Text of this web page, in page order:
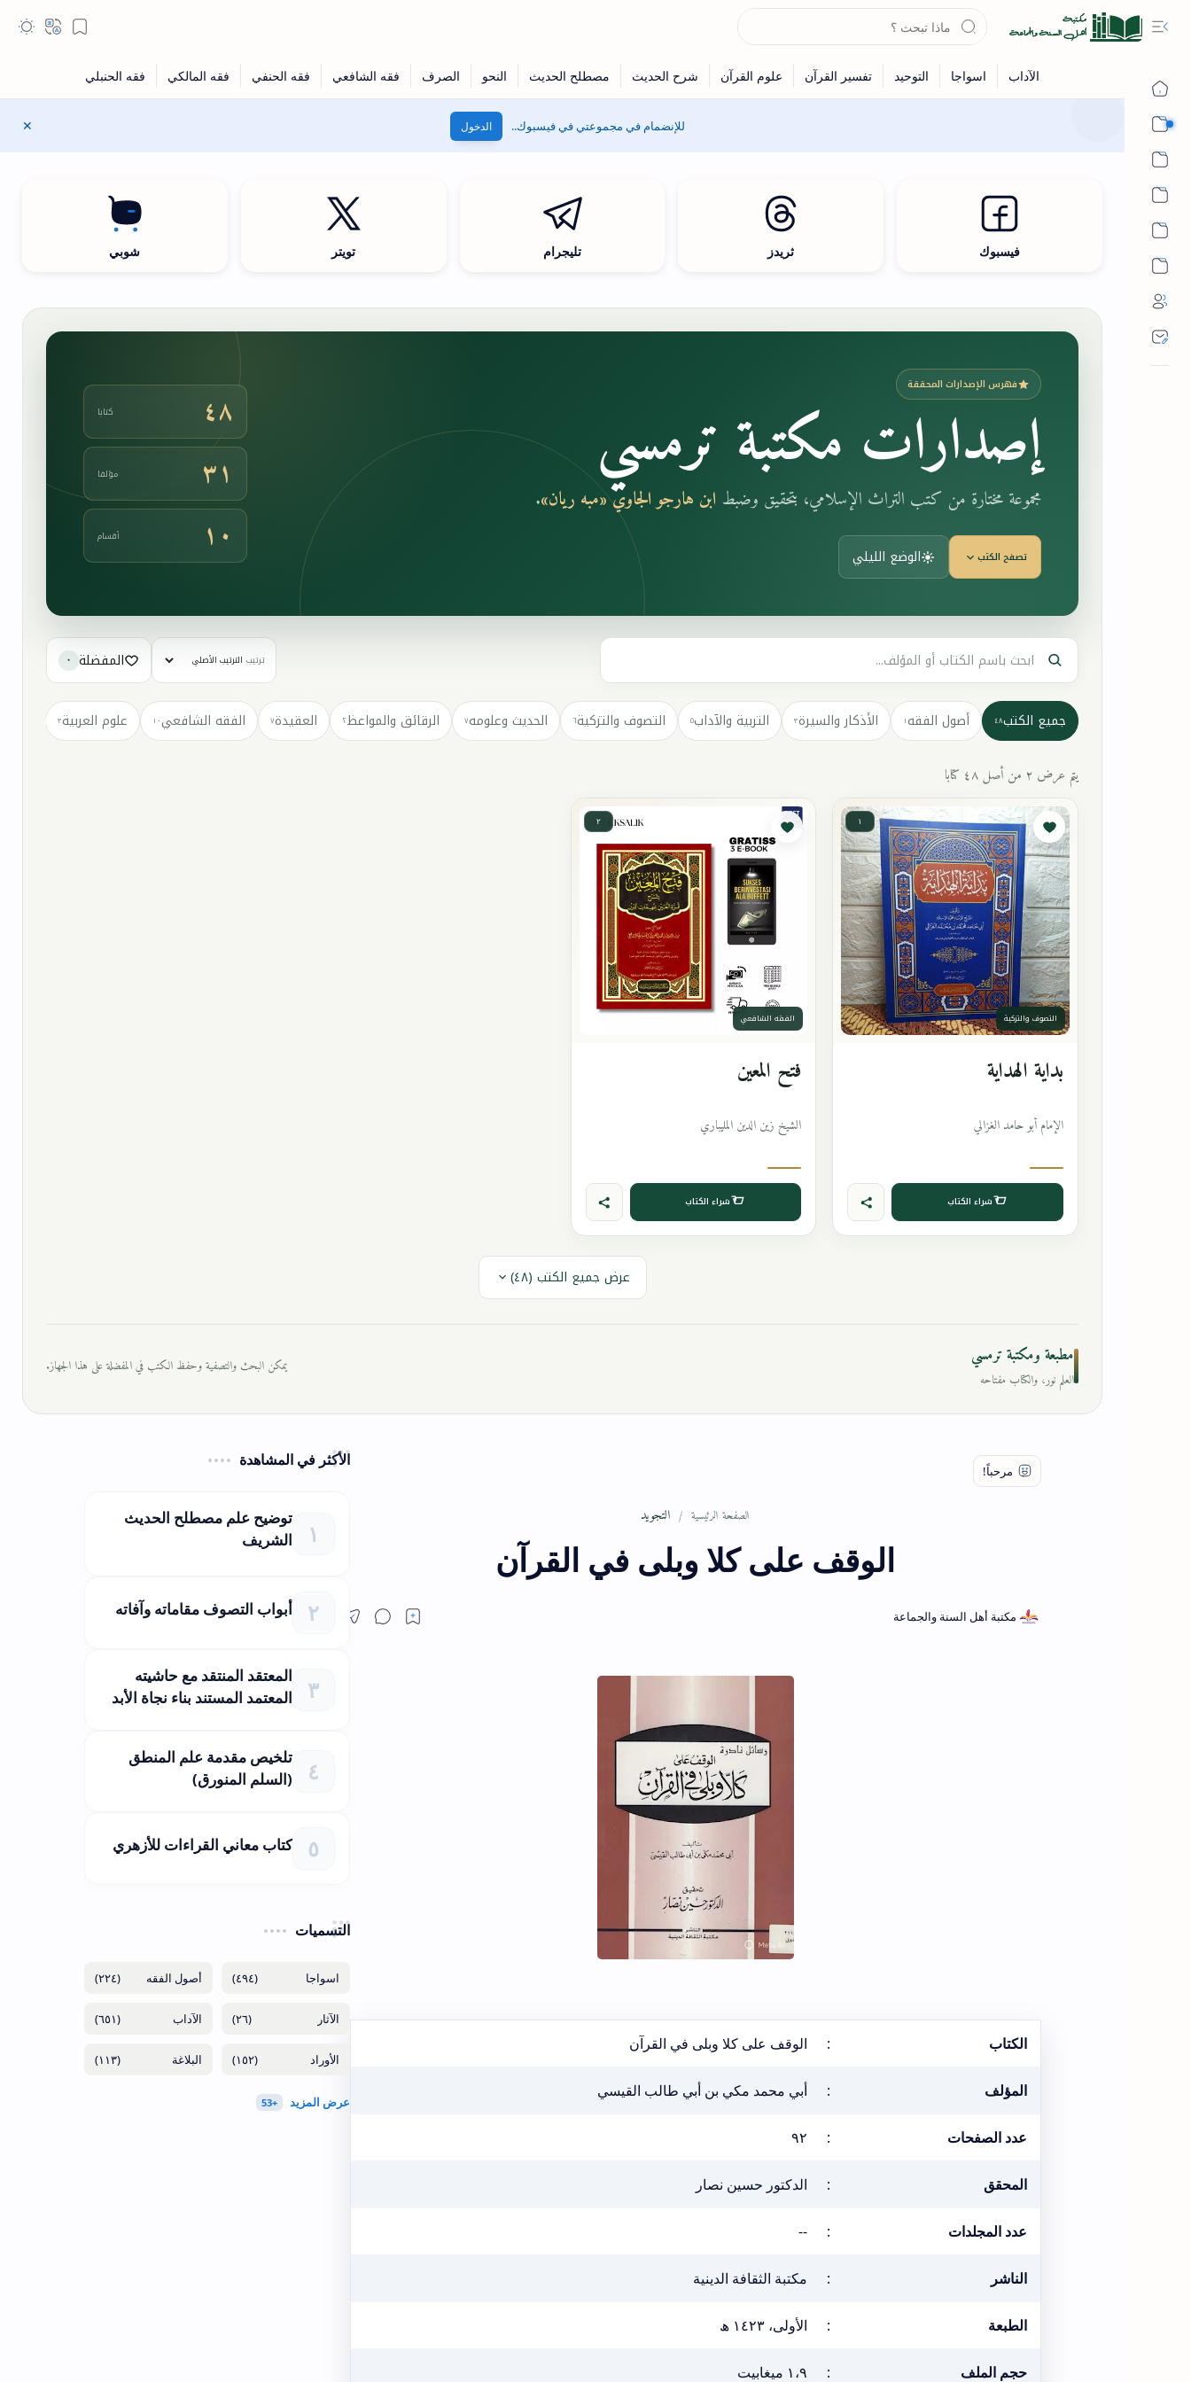
للإنضمام في مجموعتي في فيسبوك.. الدخول
فيسبوك ثريدز تليجرام تويتر شوبي
فهرس الإصدارات المحققة
إصدارات مكتبة ترمسي
مجموعة مختارة من كتب التراث الإسلامي، بتحقيق وضبط ابن هارجو الجاوي «مبه ريان».
تصفح الكتب الوضع الليلي
٤٨ كتابا
٣١ مؤلفا
١٠ أقسام
ترتيب المفضلة ٠
جميع الكتب٤٨ أصول الفقه١ الأذكار والسيرة٣ التربية والآداب٥ التصوف والتزكية٦ الحديث وعلومه٧ الرقائق والمواعظ٢ العقيدة٧ الفقه الشافعي١٠ علوم العربية٣
يتم عرض ٢ من أصل ٤٨ كتابا
١
التصوف والتزكية
بداية الهداية
الإمام أبو حامد الغزالي
شراء الكتاب
٢
الفقه الشافعي
فتح المعين
الشيخ زين الدين المليباري
شراء الكتاب
عرض جميع الكتب (٤٨)
مطبعة ومكتبة ترمسي
العلم نور، والكتاب مفتاحه
يمكن البحث والتصفية وحفظ الكتب في المفضلة على هذا الجهاز.
الصفحة الرئيسية التجويد
الوقف على كلا وبلى في القرآن
الكتاب : الوقف على كلا وبلى في القرآن
المؤلف : أبي محمد مكي بن أبي طالب القيسي
عدد الصفحات : ٩٢
المحقق : الدكتور حسين نصار
عدد المجلدات :
--
الناشر : مكتبة الثقافة الدينية
الطبعة : الأولى، ١٤٢٣ ھ
حجم الملف : ١،٩ ميغابيت
الأكثر في المشاهدة
توضيح علم مصطلح الحديث
الشريف
أبواب التصوف مقاماته وآفاته
المعتقد المنتقد مع حاشيته
المعتمد المستند بناء نجاة الأبد
تلخيص مقدمة علم المنطق
(السلم المنورق)
كتاب معاني القراءات للأزهري
التسميات
(٤٩٤) (٢٢٤)
(٢٦) (٦٥١)
(١٥٢) (١١٣)